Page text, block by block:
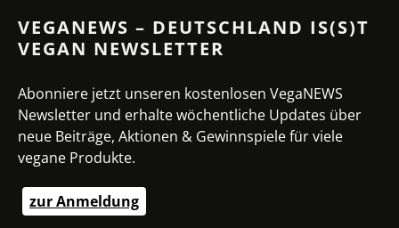
VEGANEWS – DEUTSCHLAND IS(S)T
VEGAN NEWSLETTER
Abonniere jetzt unseren kostenlosen VegaNEWS
Newsletter und erhalte wöchentliche Updates über
neue Beiträge, Aktionen & Gewinnspiele für viele
vegane Produkte.
zur Anmeldung